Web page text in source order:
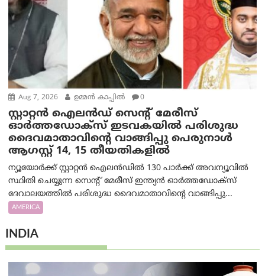
Aug 7, 2026 ഉമ്മന്‍ കാപ്പില്‍ 0
സ്റ്റാറ്റൻ ഐലൻഡ് സെന്റ് മേരീസ്
ഓർത്തഡോക്സ് ഇടവകയിൽ പരിശുദ്ധ
ദൈവമാതാവിന്റെ വാങ്ങിപ്പു പെരുനാൾ
ആഗസ്റ്റ് 14, 15 തീയതികളിൽ
ന്യൂയോർക്ക് സ്റ്റാറ്റൻ ഐലൻഡിൽ 130 പാർക്ക് അവന്യൂവിൽ
സ്ഥിതി ചെയ്യുന്ന സെന്റ് മേരീസ് ഇന്ത്യൻ ഓർത്തഡോക്സ്
ദേവാലയത്തിൽ പരിശുദ്ധ ദൈവമാതാവിന്റെ വാങ്ങിപ്പു...
AMERICA
INDIA